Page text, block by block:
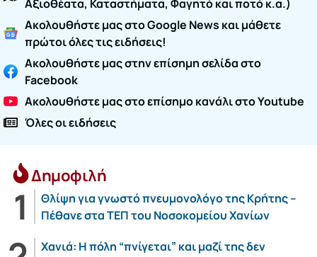
Αξιοθέατα, Καταστήματα, Φαγητό και ποτό κ.α.)
Ακολουθήστε μας στο Google News και μάθετε
πρώτοι όλες τις ειδήσεις!
Ακολουθήστε μας στην επίσημη σελίδα στο
Facebook
Ακολουθήστε μας στο επίσημο κανάλι στο Youtube
Όλες οι ειδήσεις
Δημοφιλή
Θλίψη για γνωστό πνευμονολόγο της Κρήτης –
Πέθανε στα ΤΕΠ του Νοσοκομείου Χανίων
Χανιά: Η πόλη “πνίγεται” και μαζί της δεν